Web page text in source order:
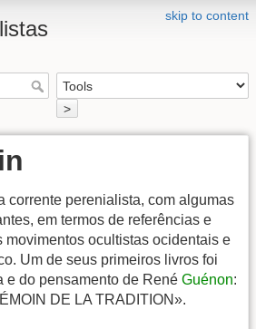
skip to content
>
corrente perenialista, com algumas
em termos de referências e
movimentos ocultistas ocidentais e
Um de seus primeiros livros foi
e do pensamento de René Guénon:
DE LA TRADITION».